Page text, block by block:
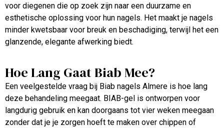
voor diegenen die op zoek zijn naar een duurzame en
esthetische oplossing voor hun nagels. Het maakt je nagels
minder kwetsbaar voor breuk en beschadiging, terwijl het een
glanzende, elegante afwerking biedt.
Hoe Lang Gaat Biab Mee?
Een veelgestelde vraag bij Biab nagels Almere is hoe lang
deze behandeling meegaat. BIAB-gel is ontworpen voor
langdurig gebruik en kan doorgaans tot vier weken meegaan
zonder dat je je zorgen hoeft te maken over chippen of